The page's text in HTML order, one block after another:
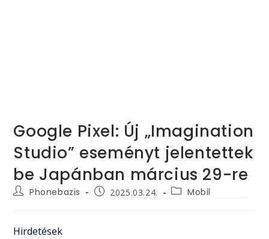
Google Pixel: Új „Imagination
Studio” eseményt jelentettek
be Japánban március 29-re
PostPhonebazis
Post2025.03.24.
PostMobil
Hirdetések